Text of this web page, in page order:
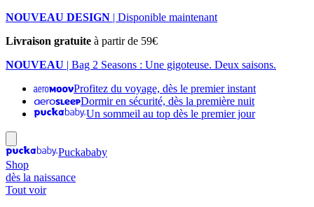
NOUVEAU DESIGN | Disponible maintenant
Livraison gratuite à partir de 59€
NOUVEAU | Bag 2 Seasons : Une gigoteuse. Deux saisons.
Profitez du voyage, dès le premier instant
Dormir en sécurité, dès la première nuit
Un sommeil au top dès le premier jour
Puckababy
Shop
dès la naissance
Tout voir